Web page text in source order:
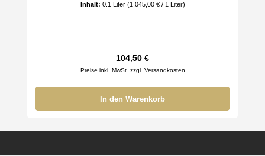
Inhalt: 0.1 Liter (1.045,00 € / 1 Liter)
Regulärer Preis:
104,50 €
Preise inkl. MwSt. zzgl. Versandkosten
In den Warenkorb